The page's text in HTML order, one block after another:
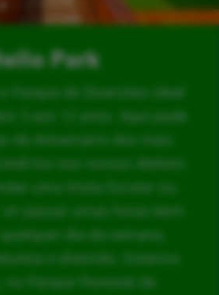
Park
Parque de Diversões ideal
3 aos 12 anos. Aqui pode
de Aniversário dos mais
los nos nossos Ateliers
uma Visita Escolar ou,
passar umas horas bem
qualquer dia da semana,
e diversão. Estamos
no Parque Florestal de